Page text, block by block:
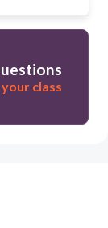
class